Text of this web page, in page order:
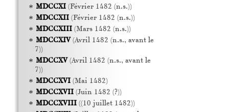
MDCCXI(Février 1482 (n.s.))
MDCCXII(Février 1482 (n.s.))
MDCCXIII(Mars 1482 (n.s.))
MDCCXIV(Avril 1482 (n.s., avant le
7))
MDCCXV(Avril 1482 (n.s., avant le
7))
MDCCXVI(Mai 1482)
MDCCXVII(Juin 1482 (?))
MDCCXVIII((10 juillet 1482))